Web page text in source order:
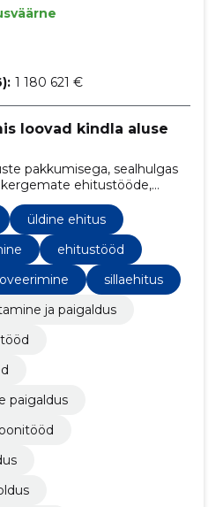
1 180 621 €
loovad kindla aluse
pakkumisega, sealhulgas
ehitustööde,
projekteerimise ning
üldine ehitus
ehitustööd
sillaehitus
ja paigaldus
paigaldus